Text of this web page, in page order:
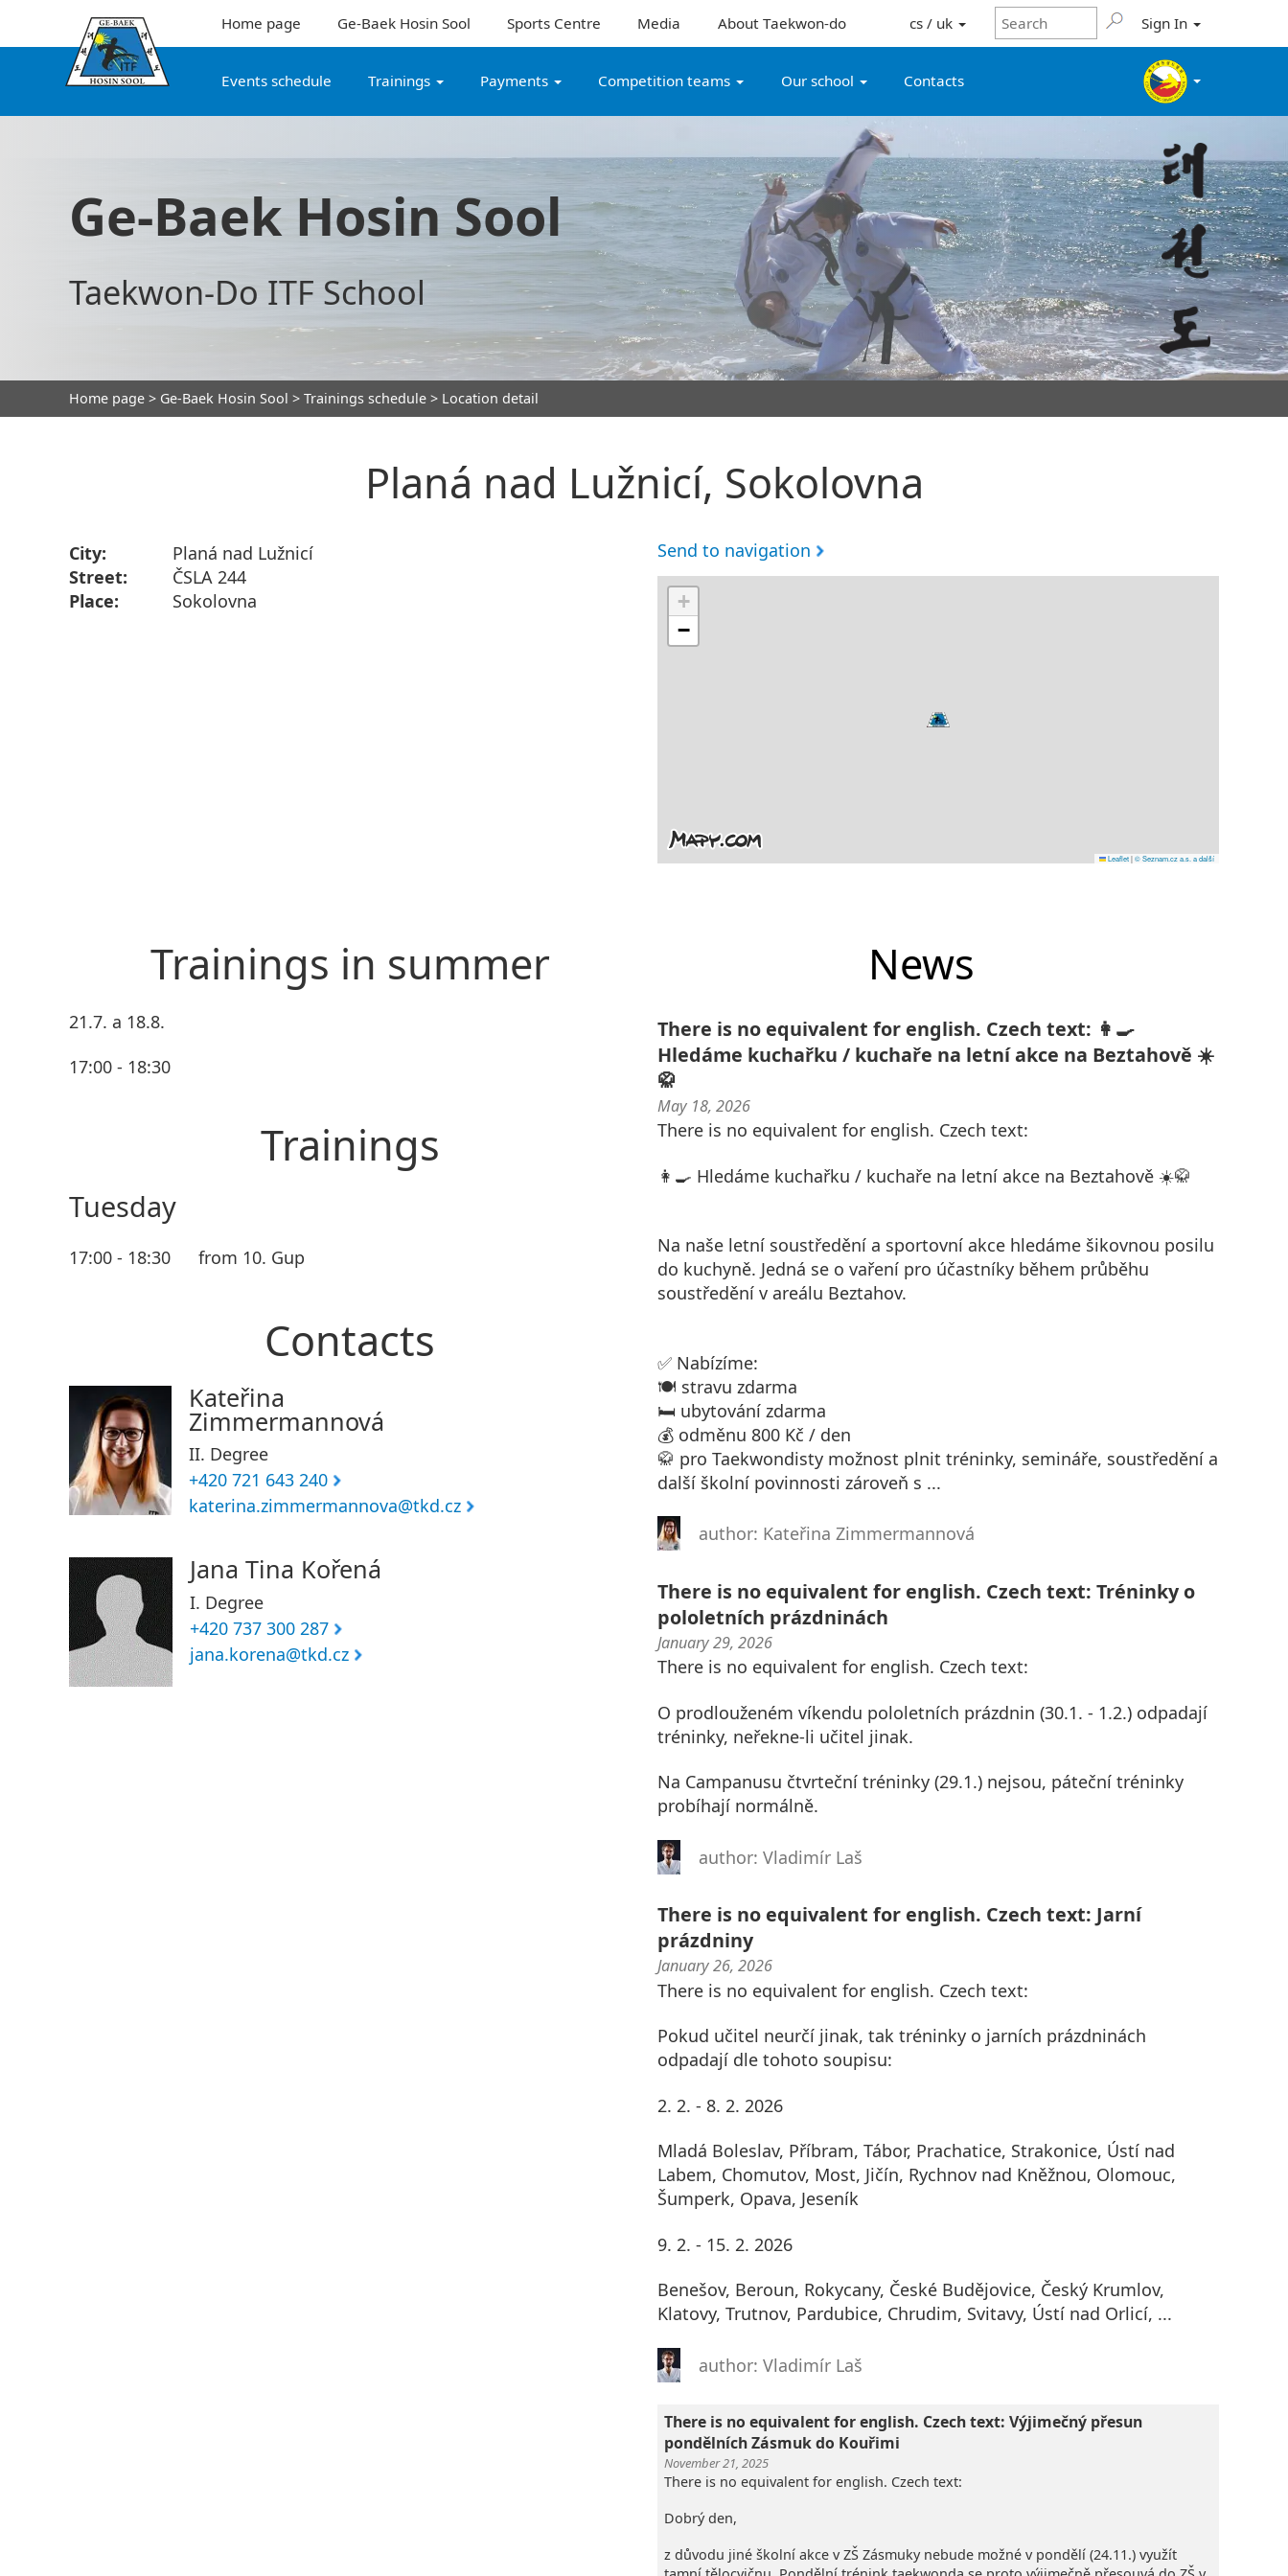
Home page Ge-Baek Hosin Sool Sports Centre Media About Taekwon-do cs / uk Sign In
Events schedule Trainings Payments Competition teams Our school Contacts
Ge-Baek Hosin Sool
Taekwon-Do ITF School
Home page > Ge-Baek Hosin Sool > Trainings schedule > Location detail
Planá nad Lužnicí, Sokolovna
City:
Planá nad Lužnicí
Street:
ČSLA 244
Place:
Sokolovna
Send to navigation
+
−
Leaflet|© Seznam.cz a.s. a další
Trainings in summer
21.7. a 18.8.
17:00 - 18:30
Trainings
Tuesday
17:00 - 18:30 from 10. Gup
Contacts
Kateřina
Zimmermannová
II. Degree
+420 721 643 240
katerina.zimmermannova@tkd.cz
Jana Tina Kořená
I. Degree
+420 737 300 287
jana.korena@tkd.cz
News
There is no equivalent for english. Czech text: 👩‍🍳
Hledáme kuchařku / kuchaře na letní akce na Beztahově ☀️
🥋
May 18, 2026
There is no equivalent for english. Czech text:
👩‍🍳 Hledáme kuchařku / kuchaře na letní akce na Beztahově ☀️🥋
Na naše letní soustředění a sportovní akce hledáme šikovnou posilu
do kuchyně. Jedná se o vaření pro účastníky během průběhu
soustředění v areálu Beztahov.
✅ Nabízíme:
🍽️ stravu zdarma
🛏️ ubytování zdarma
💰 odměnu 800 Kč / den
🥋 pro Taekwondisty možnost plnit tréninky, semináře, soustředění a
další školní povinnosti zároveň s ...
author: Kateřina Zimmermannová
There is no equivalent for english. Czech text: Tréninky o
pololetních prázdninách
January 29, 2026
There is no equivalent for english. Czech text:
O prodlouženém víkendu pololetních prázdnin (30.1. - 1.2.) odpadají
tréninky, neřekne-li učitel jinak.
Na Campanusu čtvrteční tréninky (29.1.) nejsou, páteční tréninky
probíhají normálně.
author: Vladimír Laš
There is no equivalent for english. Czech text: Jarní
prázdniny
January 26, 2026
There is no equivalent for english. Czech text:
Pokud učitel neurčí jinak, tak tréninky o jarních prázdninách
odpadají dle tohoto soupisu:
2. 2. - 8. 2. 2026
Mladá Boleslav, Příbram, Tábor, Prachatice, Strakonice, Ústí nad
Labem, Chomutov, Most, Jičín, Rychnov nad Kněžnou, Olomouc,
Šumperk, Opava, Jeseník
9. 2. - 15. 2. 2026
Benešov, Beroun, Rokycany, České Budějovice, Český Krumlov,
Klatovy, Trutnov, Pardubice, Chrudim, Svitavy, Ústí nad Orlicí, ...
author: Vladimír Laš
There is no equivalent for english. Czech text: Výjimečný přesun
pondělních Zásmuk do Kouřimi
November 21, 2025
There is no equivalent for english. Czech text:
Dobrý den,
z důvodu jiné školní akce v ZŠ Zásmuky nebude možné v pondělí (24.11.) využít